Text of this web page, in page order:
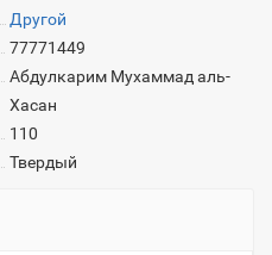
Другой
77771449
Абдулкарим Мухаммад аль-
Хасан
110
Твердый